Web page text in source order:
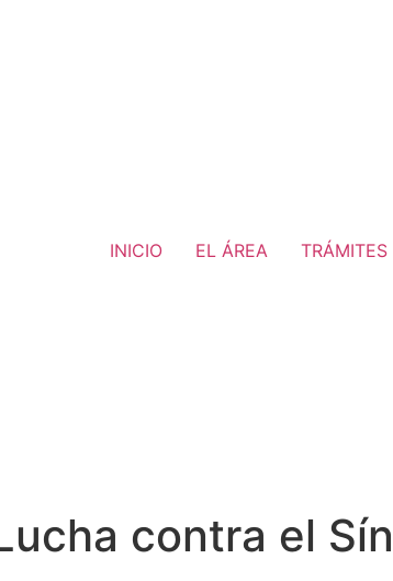
INICIO EL ÁREA TRÁMITES
contra el